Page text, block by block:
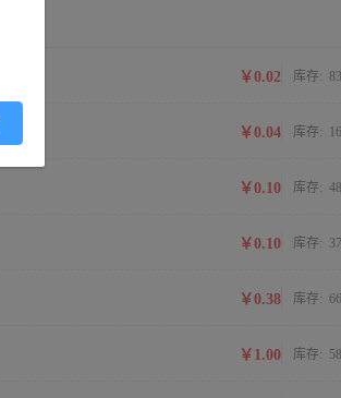
￥0.02 库存:
￥0.04 库存:
￥0.10 库存:
￥0.10 库存:
￥0.38 库存:
￥1.00 库存: